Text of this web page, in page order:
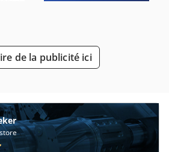
Automatiques
de la publicité ici